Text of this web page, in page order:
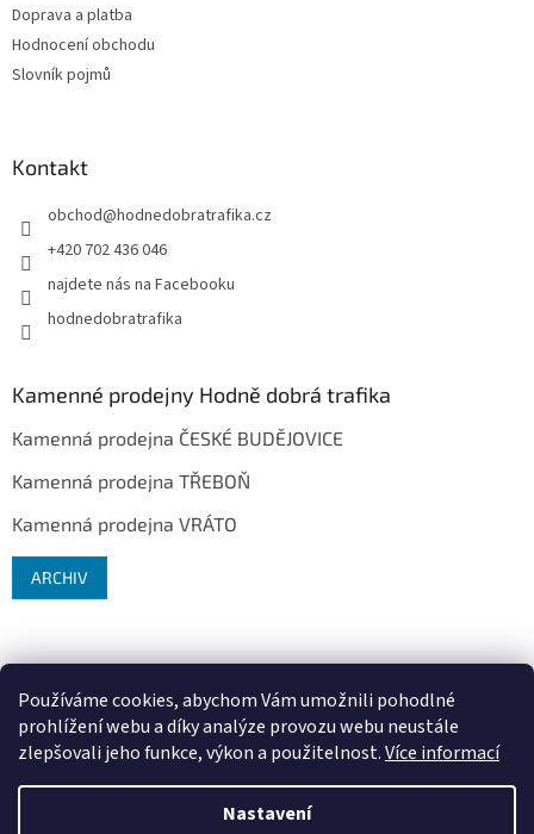
Používáme cookies, abychom Vám umožnili pohodlné
prohlížení webu a díky analýze provozu webu neustále
zlepšovali jeho funkce, výkon a použitelnost.Více informací
Nastavení
Doprava a platba
Hodnocení obchodu
Slovník pojmů
Kontakt
obchod@hodnedobratrafika.cz
+420 702 436 046
najdete nás na Facebooku
hodnedobratrafika
Kamenné prodejny Hodně dobrá trafika
Kamenná prodejna ČESKÉ BUDĚJOVICE
Kamenná prodejna TŘEBOŇ
Kamenná prodejna VRÁTO
ARCHIV